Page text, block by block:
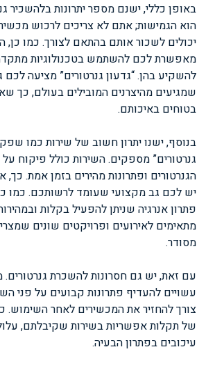
באופן כללי, ישנם מספר יתרונות בלהשכיר
הוא הגמישות; אתם לא צריכים לרכוש
יכולים לשכור אותם בהתאם לצורך. כמו כן,
מאפשרת לכם להשתמש בטכנולוגיות
להשקיע בהן. “גדעון גנרטורים” מציעה לכם
שמגיעים מהיצרנים המובילים בעולם, כך
בטוחים באיכותם.
בנוסף, ישנו יתרון חשוב של שירות כמו
גנרטורים” מספקים. השירות כולל פיקוח
הגנרטורים ופתרונות מהירים בזמן אמת. כך,
יש לכם גב מקצועי שעומד לרשותכם. כמו
פתרון אנרגיה שניתן להפעיל בקלות
מתאימים לאירועים ופרויקטים שונים
מסודר.
עם זאת, יש גם חסרונות להשכרת גנרטורים.
עשויים להעדיף פתרונות קבועים על פני
צורך להחזיר את המכשירים לאחר השימוש.
של תקלות אפשריות בשירות שקיבלתם,
עיכובים בפתרון הבעיה.